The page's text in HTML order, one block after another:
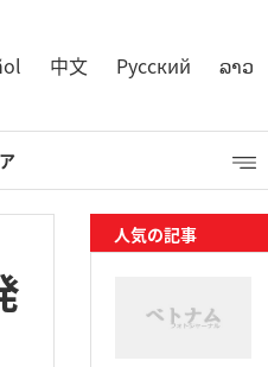
中文 Русский ລາວ
人気の記事